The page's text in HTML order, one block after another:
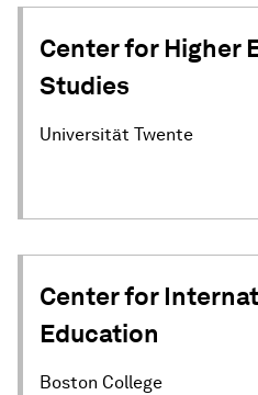
Center for Higher
Studies
Universität Twente
Center for
Education
Boston College